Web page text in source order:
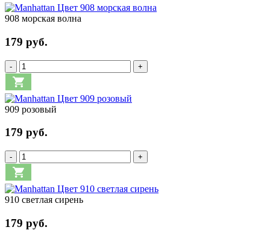
908 морская волна
179 руб.
- +
909 розовый
179 руб.
- +
910 светлая сирень
179 руб.